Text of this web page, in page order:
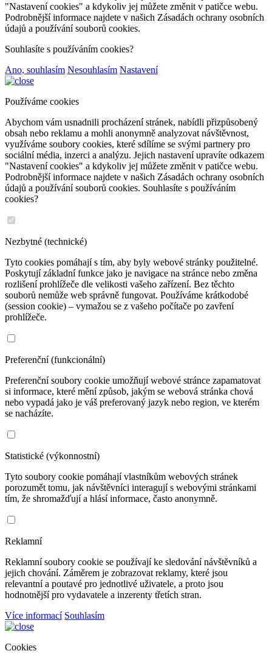
"Nastavení cookies" a kdykoliv jej můžete změnit v patičce webu.
Podrobnější informace najdete v našich Zásadách ochrany osobních
údajů a používání souborů cookies.
Souhlasíte s používáním cookies?
Ano, souhlasím Nesouhlasím Nastavení
Používáme cookies
Abychom vám usnadnili procházení stránek, nabídli přizpůsobený
obsah nebo reklamu a mohli anonymně analyzovat návštěvnost,
využíváme soubory cookies, které sdílíme se svými partnery pro
sociální média, inzerci a analýzu. Jejich nastavení upravíte odkazem
"Nastavení cookies" a kdykoliv jej můžete změnit v patičce webu.
Podrobnější informace najdete v našich Zásadách ochrany osobních
údajů a používání souborů cookies. Souhlasíte s používáním
cookies?
Nezbytné (technické)
Tyto cookies pomáhají s tím, aby byly webové stránky použitelné.
Poskytují základní funkce jako je navigace na stránce nebo změna
rozlišení prohlížeče dle velikosti vašeho zařízení. Bez těchto
souborů nemůže web správně fungovat. Používáme krátkodobé
(session cookie) – vymažou se z vašeho počítače po zavření
prohlížeče.
Preferenční (funkcionální)
Preferenční soubory cookie umožňují webové stránce zapamatovat
si informace, které mění způsob, jakým se webová stránka chová
nebo vypadá jako je váš preferovaný jazyk nebo region, ve kterém
se nacházíte.
Statistické (výkonnostní)
Tyto soubory cookie pomáhají vlastníkům webových stránek
porozumět tomu, jak návštěvníci interagují s webovými stránkami
tím, že shromažďují a hlásí informace, často anonymně.
Reklamní
Reklamní soubory cookie se používají ke sledování návštěvníků a
jejich chování. Záměrem je zobrazovat reklamy, které jsou
relevantní a poutavé pro jednotlivé uživatele, a proto jsou
hodnotnější pro vydavatele a inzerenty třetích stran.
Více informací Souhlasím
Cookies